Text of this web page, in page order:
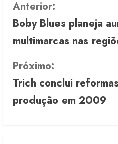
C
o
n
t
i
Anterior:
Boby Blues planeja
multimarcas nas
Próximo:
Trich conclui
produção em 2009